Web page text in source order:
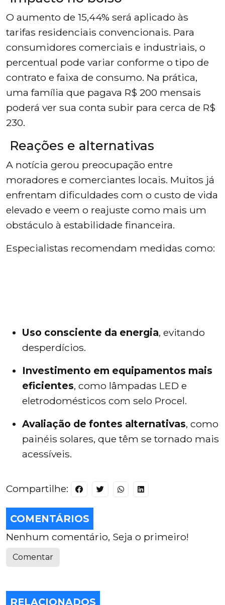
O aumento de 15,44% será aplicado às
tarifas residenciais convencionais. Para
consumidores comerciais e industriais, o
percentual pode variar conforme o tipo de
contrato e faixa de consumo. Na prática,
uma família que pagava R$ 200 mensais
poderá ver sua conta subir para cerca de R$
230.
Reações e alternativas
A notícia gerou preocupação entre
moradores e comerciantes locais. Muitos já
enfrentam dificuldades com o custo de vida
elevado e veem o reajuste como mais um
obstáculo à estabilidade financeira.
Especialistas recomendam medidas como:
Uso consciente da energia, evitando
desperdícios.
Investimento em equipamentos mais
eficientes, como lâmpadas LED e
eletrodomésticos com selo Procel.
Avaliação de fontes alternativas, como
painéis solares, que têm se tornado mais
acessíveis.
Compartilhe:
COMENTÁRIOS
Nenhum comentário, Seja o primeiro!
Comentar
RELACIONADOS